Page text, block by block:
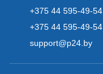
+375 44 595-49-54
+375 44 595-49-54
support@p24.by